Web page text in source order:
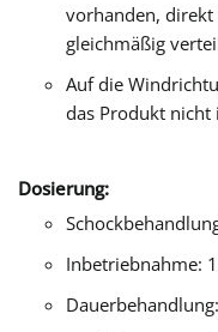
vorhanden, direkt
gleichmäßig
Auf die
das Produkt nicht
Dosierung:
Inbetriebnahme: